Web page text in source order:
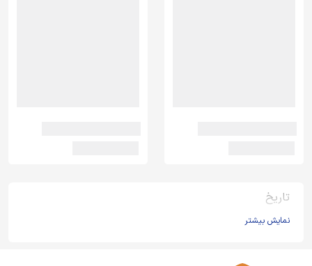
تاریخ
نمایش بیشتر